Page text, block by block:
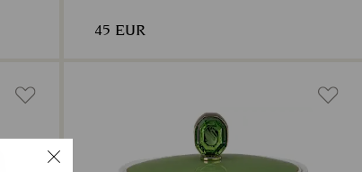
45 EUR